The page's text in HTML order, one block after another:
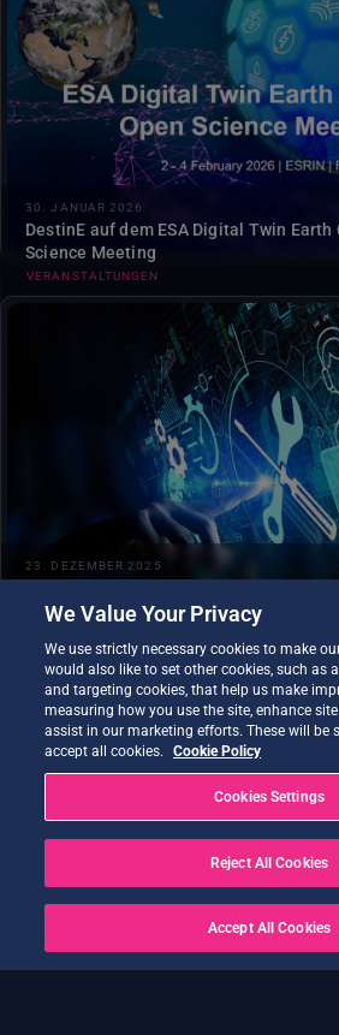
Das Team DestinE wird am ESA
Open Science Meeting
Februar 2026 im ESRIN in
Das…
30. JANUAR 2026
DestinE auf dem ESA Digital Twin Earth
Science Meeting
VERANSTALTUNGEN
Die planmäßige Wartung vom 7.
Januar 2026 wird die Leistung
Plattform
23. DEZEMBER 2025
TECHNISCH
Zurück 1 2 3 4 5 6 7
13
14 15 16 17 18
Weitere Veranstaltungen im
DestinE finden Sie
We Value Your Privacy
We use strictly necessary cookies to make
would also like to set other cookies, such as
and targeting cookies, that help us make
measuring how you use the site, enhance
assist in our marketing efforts. These will be
accept all cookies.
Cookie Policy
Cookies Settings
Reject All Cookies
Accept All Cookies